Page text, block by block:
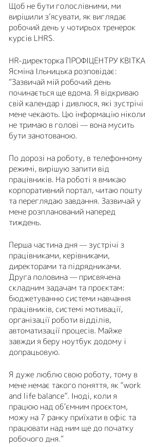
Щоб не бути голослівними, ми
вирішили з’ясувати, як виглядає
робочий день у чотирьох тренерок
курсів LHRS.
HR-директорка ПРОФІЦЕНТРУ КВІТКА
Ясміна Ільницька розповідає:
“Зазвичай мій робочий день
починається ще вдома. Я відкриваю
свій календар і дивлюся, які зустрічі
мене чекають. Цю інформацію ніколи
не тримаю в голові — вона мусить
бути занотованою.
По дорозі на роботу, в телефонному
режимі, вирішую запити від
працівників. На роботі я вмикаю
корпоративний портал, читаю пошту
та переглядаю завдання. Зазвичай у
мене розпланований наперед
тиждень.
Перша частина дня — зустрічі з
працівниками, керівниками,
директорами та підрядниками.
Друга половина — присвячена
складним задачам та проєктам:
бюджетуванню системи навчання
працівників, системі мотивації,
організації роботи відділів,
автоматизації процесів. Майже
завжди я беру ноутбук додому і
допрацьовую.
Я дуже люблю свою роботу, тому в
мене немає такого поняття, як “work
and life balance”. Іноді, коли я
працюю над об’ємним проєктом,
можу на 7 ранку приїхати в офіс та
працювати над ним ще до початку
робочого дня.”